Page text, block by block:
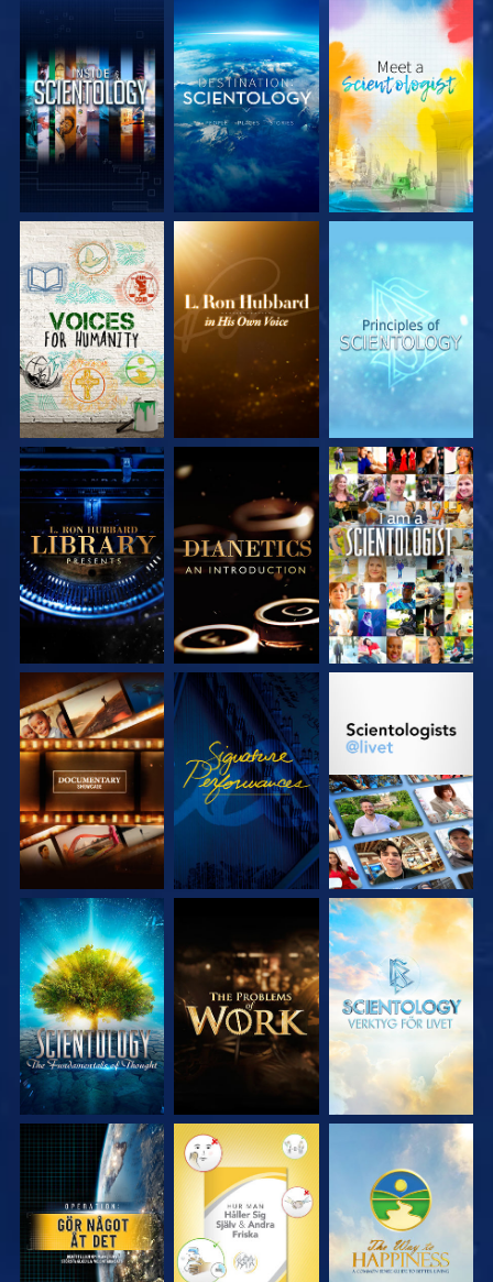
UTFORSKA
SERIEN
UTFORSKA
SERIEN
UTFORSKA
SERIEN
UTFORSKA
SERIEN
UTFORSKA
SERIEN
TITTA
UTFORSKA
SERIEN
TITTA
UTFORSKA
UTFORSKA
SERIEN
UTFORSKA
SERIEN
UTFORSKA
SERIEN
TITTA TITTA TITTA